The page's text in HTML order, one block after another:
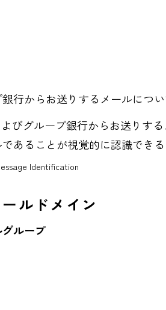
行からお送りするメールにつ
びグループ銀行からお送りす
あることが視覚的に認識できる
Identification
ルドメイン
ループ